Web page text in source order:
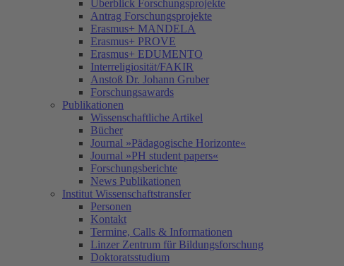
Überblick Forschungsprojekte
Antrag Forschungsprojekte
Erasmus+ MANDELA
Erasmus+ PROVE
Erasmus+ EDUMENTO
Interreligiosität/FAKIR
Anstoß Dr. Johann Gruber
Forschungsawards
Publikationen
Wissenschaftliche Artikel
Bücher
Journal »Pädagogische Horizonte«
Journal »PH student papers«
Forschungsberichte
News Publikationen
Institut Wissenschaftstransfer
Personen
Kontakt
Termine, Calls & Informationen
Linzer Zentrum für Bildungsforschung
Doktoratsstudium